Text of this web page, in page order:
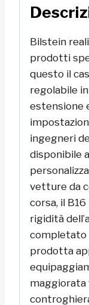
Bilstein
prodotti
questo il
regolabile
estensione
ingegneri
disponibile
vetture da
corsa, il
rigidità
completato
prodotta
maggiorata